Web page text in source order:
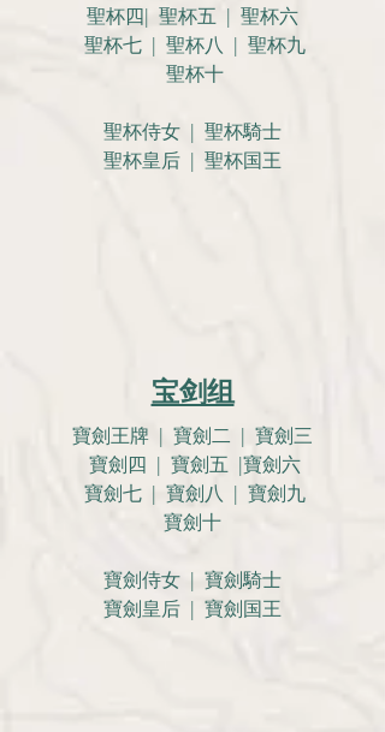
聖杯四| 聖杯五 | 聖杯六
聖杯七 | 聖杯八 | 聖杯九
聖杯十
聖杯侍女 | 聖杯騎士
聖杯皇后 | 聖杯国王
宝剑组
寶劍王牌 | 寶劍二 | 寶劍三
寶劍四 | 寶劍五 |寶劍六
寶劍七 | 寶劍八 | 寶劍九
寶劍十
寶劍侍女 | 寶劍騎士
寶劍皇后 | 寶劍国王